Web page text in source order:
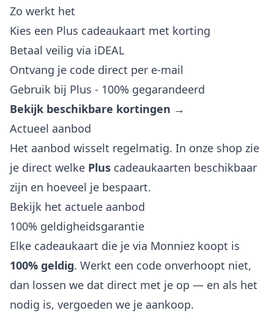
Zo werkt het
Kies een Plus cadeaukaart met korting
Betaal veilig via iDEAL
Ontvang je code direct per e-mail
Gebruik bij Plus - 100% gegarandeerd
Bekijk beschikbare kortingen →
Actueel aanbod
Het aanbod wisselt regelmatig. In onze shop zie
je direct welke Plus cadeaukaarten beschikbaar
zijn en hoeveel je bespaart.
Bekijk het actuele aanbod
100% geldigheidsgarantie
Elke cadeaukaart die je via Monniez koopt is
100% geldig. Werkt een code onverhoopt niet,
dan lossen we dat direct met je op — en als het
nodig is, vergoeden we je aankoop.